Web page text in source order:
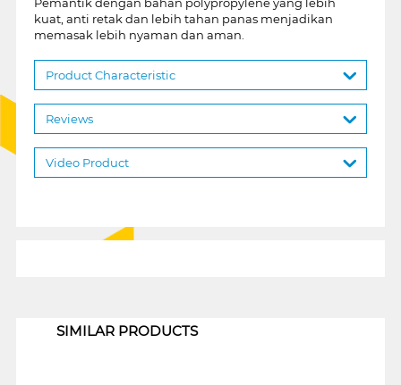
kuat, anti retak dan lebih tahan panas menjadikan
memasak lebih nyaman dan aman.
Product Characteristic
Reviews
Video Product
SIMILAR PRODUCTS